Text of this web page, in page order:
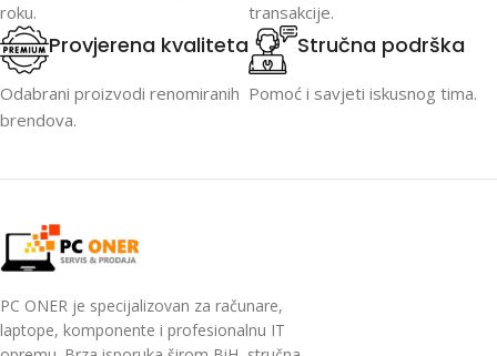
roku.
transakcije.
Provjerena kvaliteta
Odabrani proizvodi renomiranih
brendova.
Stručna podrška
Pomoć i savjeti iskusnog tima.
PC ONER je specijalizovan za računare,
laptope, komponente i profesionalnu IT